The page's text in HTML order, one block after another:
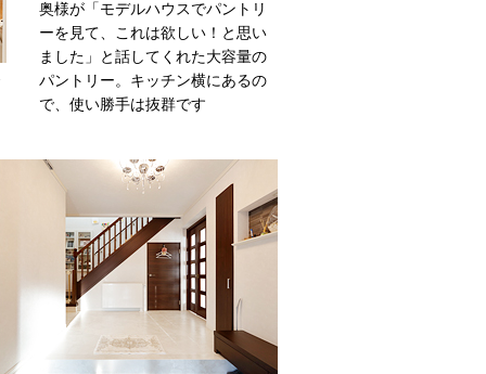
奥様が「モデルハウスでパントリ
ーを見て、これは欲しい！と思い
ました」と話してくれた大容量の
パントリー。キッチン横にあるの
で、使い勝手は抜群です